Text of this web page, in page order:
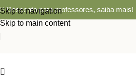
Skip to navigation
Skip to main content
Desconto para professores, saiba mais!